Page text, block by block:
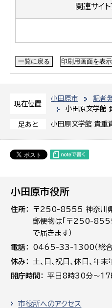
現在位置
小田原市
記者
小田原文学館
足あと 小田原文学館 貴重
関連サイ
小田原市役所
住所
〒250-8555 神奈川
郵便物は「〒250-
で届きます）
電話
0465-33-1300（総合
休み
土､日､祝日、休日、年
開庁時間
平日8時30分～
市役所へのアクセス